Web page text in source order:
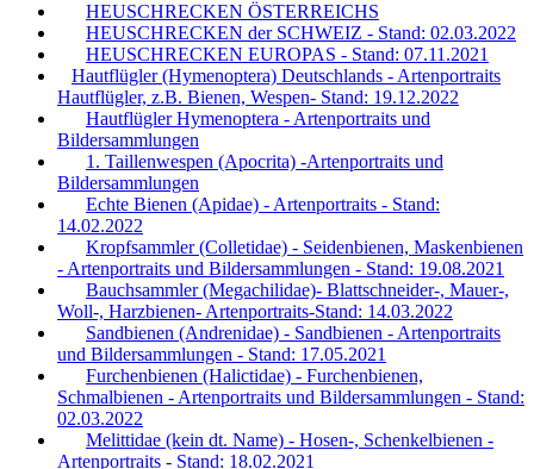
HEUSCHRECKEN ÖSTERREICHS
HEUSCHRECKEN der SCHWEIZ - Stand: 02.03.2022
HEUSCHRECKEN EUROPAS - Stand: 07.11.2021
Hautflügler (Hymenoptera) Deutschlands - Artenportraits
Hautflügler, z.B. Bienen, Wespen- Stand: 19.12.2022
Hautflügler Hymenoptera - Artenportraits und
Bildersammlungen
1. Taillenwespen (Apocrita) -Artenportraits und
Bildersammlungen
Echte Bienen (Apidae) - Artenportraits - Stand:
14.02.2022
Kropfsammler (Colletidae) - Seidenbienen, Maskenbienen
- Artenportraits und Bildersammlungen - Stand: 19.08.2021
Bauchsammler (Megachilidae)- Blattschneider-, Mauer-,
Woll-, Harzbienen- Artenportraits-Stand: 14.03.2022
Sandbienen (Andrenidae) - Sandbienen - Artenportraits
und Bildersammlungen - Stand: 17.05.2021
Furchenbienen (Halictidae) - Furchenbienen,
Schmalbienen - Artenportraits und Bildersammlungen - Stand:
02.03.2022
Melittidae (kein dt. Name) - Hosen-, Schenkelbienen -
Artenportraits - Stand: 18.02.2021